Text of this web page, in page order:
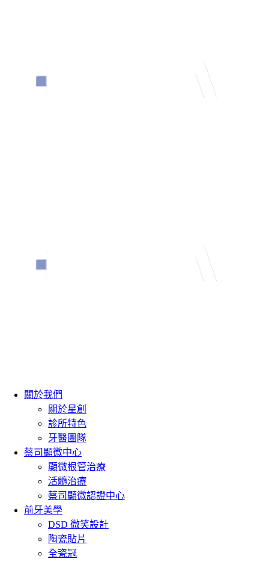
關於我們
關於星創
診所特色
牙醫團隊
蔡司顯微中心
顯微根管治療
活髓治療
蔡司顯微認證中心
前牙美學
DSD 微笑設計
陶瓷貼片
全瓷冠